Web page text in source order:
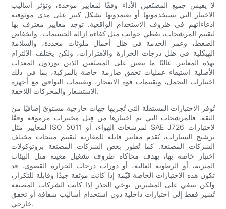
لا يقيس جميع المصنّعين الأداء وفقًا لمعايير موحدة، وتؤثر أساليب
الاختبار التي يستخدمونها أو يعتمدونها بشكل كبير على مدى موثوقية
ادعاءاتهم في ظروف الاستخدام الواقعية. توجد معايير معترف بها
لتقييم المرشحات، تغطي جوانب مثل كفاءة إزالة الجسيمات، وانخفاض
الضغط، وعمر الخدمة في ظل أحمال ملوثات محددة، والسلامة
الهيكلية في ظل درجات الحرارة والاهتزازات، ولكن يختلف الالتزام
بهذه المعايير. غالبًا ما يتعين على المصنّعين الذين يوردون المعدات
الأصلية استيفاء عمليات تحقق صارمة خاصة بالمركبة، بما في ذلك
اختبارات التحمل، وتقييمات قوة الانفجار، وتقييمات التوافق مع أجهزة
الاستشعار والمحركات اللاحقة.
تُوفر الاختبارات المستقلة التي تُجريها جهات خارجية مستوىً إضافيًا من
الثقة. فالمرشحات التي تم اختبارها من قِبل مختبرات مرموقة وفقًا
لمعايير مثل ISO 5011 لمرشحات الهواء، أو SAE J726 لاختبارات
ترشيح السيارات، تُقدم معايير قابلة للمقارنة لتقييم منتجات مختلف
الشركات المصنعة. كما تُطور بعض الشركات المصنعة بروتوكولات
اختبار خاصة بها، بهدف محاكاة ظروف تشغيل معينة مثل البيئات
المتربة، أو الرطوبة العالية، أو دورات درجات الحرارة القصوى. قد
تكون هذه الاختبارات الخاصة قيّمة إذا كانت موثقة جيدًا وقابلة للتكرار،
ولكن ينبغي على المشترين توخي الحذر إذا كانت الشركات المصنعة
تُشير فقط إلى اختبارات داخلية دون استخدام أساليب شفافة أو تحقق
خارجي.